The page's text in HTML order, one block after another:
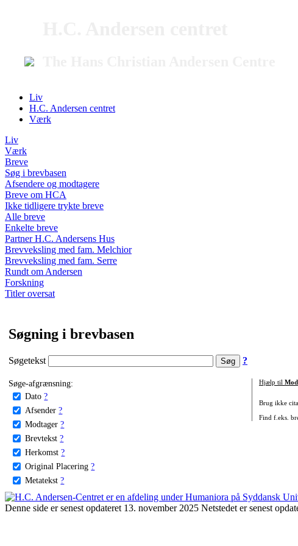
Liv
H.C. Andersen centret
Værk
Liv
Værk
Breve
Søg i brevbasen
Afsendere og modtagere
Breve om HCA
Ikke tidligere trykte breve
Alle breve
Enkelte breve
Partner H.C. Andersens Hus
Brevveksling med fam. Melchior
Brevveksling med fam. Serre
Rundt om Andersen
Forskning
Titler oversat
Søgning i brevbasen
Søgetekst ?
Søge-afgrænsning:
Dato ?
Afsender ?
Modtager ?
Brevtekst ?
Herkomst ?
Original Placering ?
Metatekst ?
Hjælp til
Brug ikke
Find f.eks.
Denne side er senest opdateret 13. november 2025 Netstedet er senest